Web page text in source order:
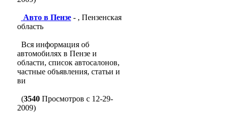
Авто в Пензе- , Пензенская
область
Вся информация об
автомобилях в Пензе и
области, список автосалонов,
частные объявления, статьи и
ви
(3540Просмотров с 12-29-
2009)